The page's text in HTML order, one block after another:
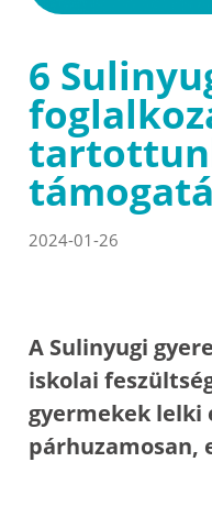
6
2024-01-26
A Sulinyugi
iskolai
gyermekek lelki
párhuzamosan,